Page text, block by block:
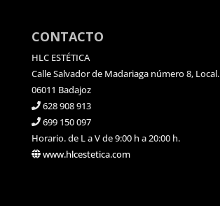
CONTACTO
HLC ESTÉTICA
Calle Salvador de Madariaga número 8, Local.
06011 Badajoz
628 908 913
699 150 097
Horario. de L a V de 9:00 h a 20:00 h.
www.hlcestetica.com